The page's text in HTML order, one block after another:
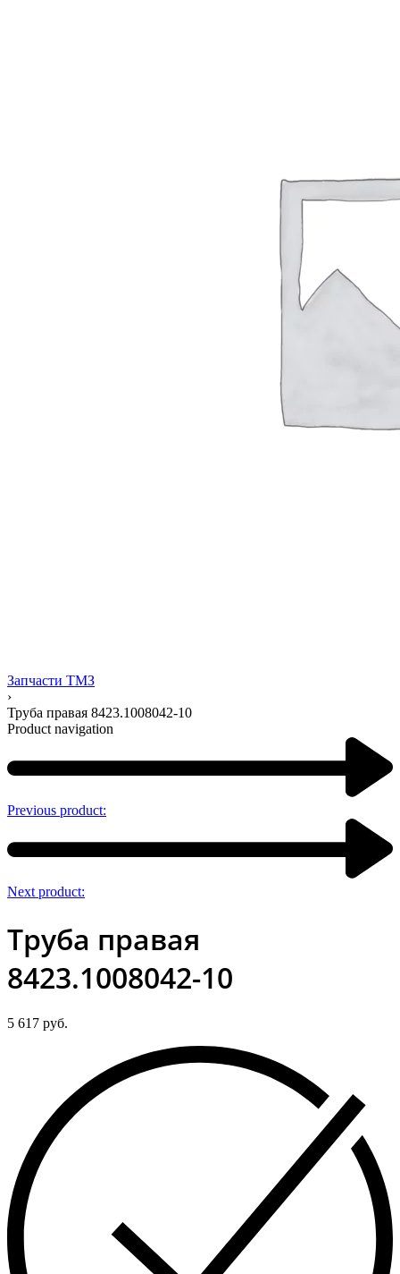
Запчасти ТМЗ
›
Труба правая 8423.1008042-10
Product navigation
Previous product:
Next product:
Труба правая
8423.1008042-10
5 617 руб.